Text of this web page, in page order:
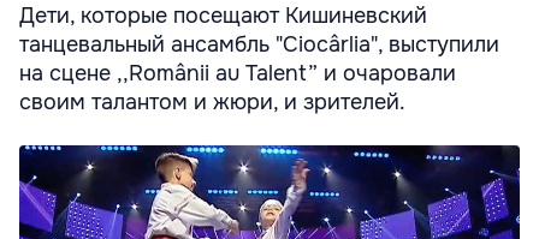
Дети, которые посещают Кишиневский
танцевальный ансамбль "Ciocârlia", выступили
на сцене ,,Românii au Talent” и очаровали
своим талантом и жюри, и зрителей.